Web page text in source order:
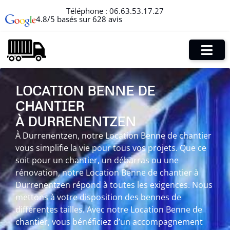
Téléphone : 06.63.53.17.27
4.8/5 basés sur 628 avis
LOCATION BENNE DE
CHANTIER
À DURRENENTZEN
À Durrenentzen, notre Location Benne de chantier
vous simplifie la vie pour tous vos projets. Que ce
soit pour un chantier, un débarras ou une
rénovation, notre Location Benne de chantier à
Durrenentzen répond à toutes les exigences. Nous
mettons à votre disposition des bennes de
différentes tailles. Avec notre Location Benne de
chantier, vous bénéficiez d’un accompagnement